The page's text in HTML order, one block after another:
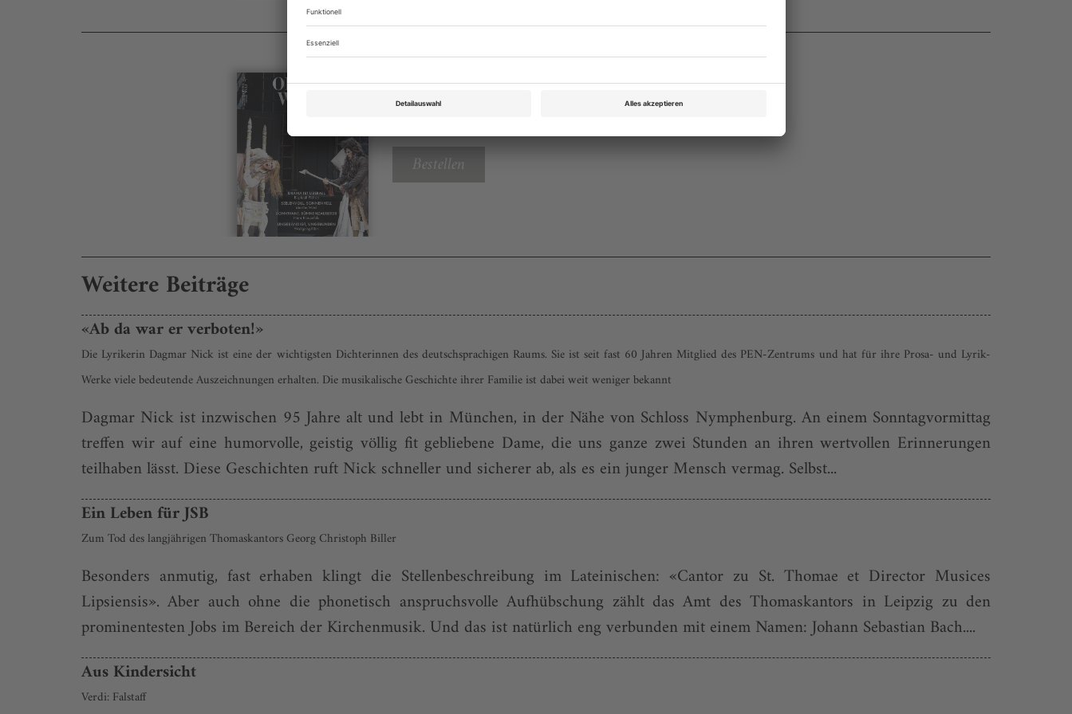
Rubrik: Panorama, Seite 42
von Peter Krause
Bestellen
Weitere Beiträge
«Ab da war er verboten!»
Die Lyrikerin Dagmar Nick ist eine der wichtigsten Dichterinnen des deutschsprachigen Raums. Sie ist seit fast 60 Jahren Mitglied des PEN-Zentrums und hat für ihre Prosa- und Lyrik-
Werke viele bedeutende Auszeichnungen erhalten. Die musikalische Geschichte ihrer Familie ist dabei weit weniger bekannt
Dagmar Nick ist inzwischen 95 Jahre alt und lebt in München, in der Nähe von Schloss Nymphenburg. An einem Sonntagvormittag
treffen wir auf eine humorvolle, geistig völlig fit gebliebene Dame, die uns ganze zwei Stunden an ihren wertvollen Erinnerungen
teilhaben lässt. Diese Geschichten ruft Nick schneller und sicherer ab, als es ein junger Mensch vermag. Selbst...
Ein Leben für JSB
Zum Tod des langjährigen Thomaskantors Georg Christoph Biller
Besonders anmutig, fast erhaben klingt die Stellenbeschreibung im Lateinischen: «Cantor zu St. Thomae et Director Musices
Lipsiensis». Aber auch ohne die phonetisch anspruchsvolle Aufhübschung zählt das Amt des Thomaskantors in Leipzig zu den
prominentesten Jobs im Bereich der Kirchenmusik. Und das ist natürlich eng verbunden mit einem Namen: Johann Sebastian Bach....
Aus Kindersicht
Verdi: Falstaff